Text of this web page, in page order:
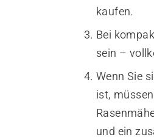
kaufen.
Bei
sein –
Wenn Sie
ist,
und ein